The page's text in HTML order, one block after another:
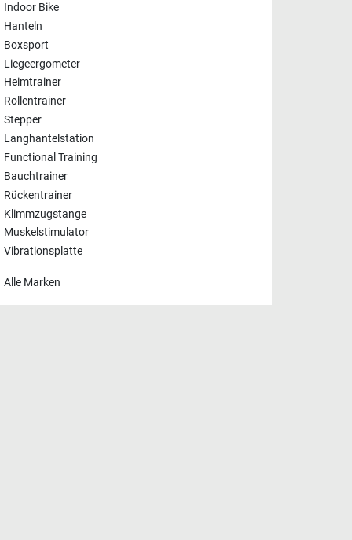
Indoor Bike
Hanteln
Boxsport
Liegeergometer
Heimtrainer
Rollentrainer
Stepper
Langhantelstation
Functional Training
Bauchtrainer
Rückentrainer
Klimmzugstange
Muskelstimulator
Vibrationsplatte
Alle Marken